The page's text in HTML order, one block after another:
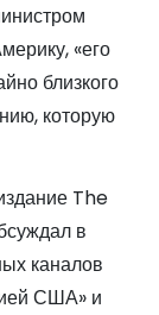
«его
близкого
которую
The
в
каналов
США» и